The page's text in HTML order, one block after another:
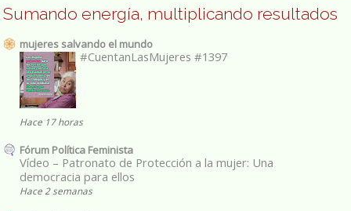
Sumando energía, multiplicando resultados
mujeres salvando el mundo
#CuentanLasMujeres #1397
Hace 17 horas
Fórum Política Feminista
Vídeo – Patronato de Protección a la mujer: Una
democracia para ellos
Hace 2 semanas